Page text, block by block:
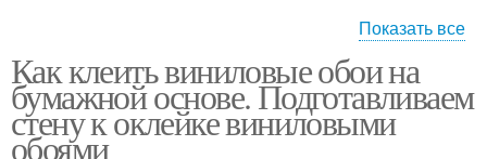
Обоев в углу
Показать все
Как клеить виниловые обои на
бумажной основе. Подготавливаем
стену к оклейке виниловыми
обоями